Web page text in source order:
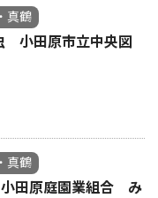
真鶴
小田原市立中央図
真鶴
小田原庭園業組合 み